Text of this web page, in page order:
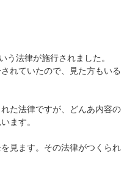
う法律が施行されました。
れていたので、見た方もいる
た法律ですが、どんあ内容の
ます。
見ます。その法律がつくられ